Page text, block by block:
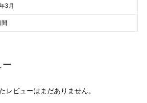
3月
間
ー
レビューはまだありません。